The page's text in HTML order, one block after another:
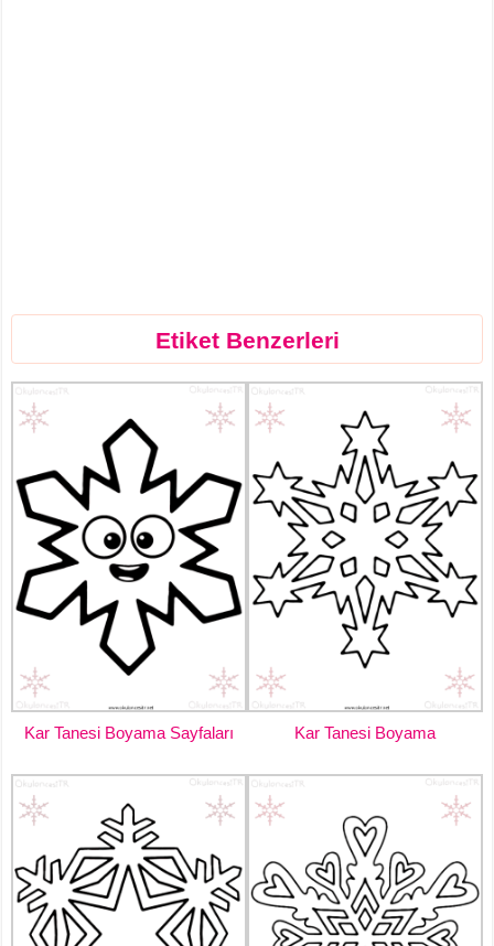
Etiket Benzerleri
Kar Tanesi Boyama Sayfaları Kar Tanesi Boyama